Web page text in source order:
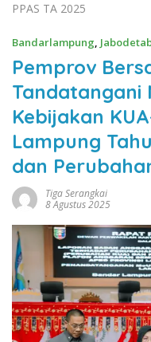
PPAS TA 2025
Bandarlampung,
Pemprov
Tandatangani
Kebijakan
Lampung
dan
Tiga Serangkai
8 Agustus 2025